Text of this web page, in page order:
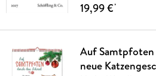
19,99 €*
Auf
neue